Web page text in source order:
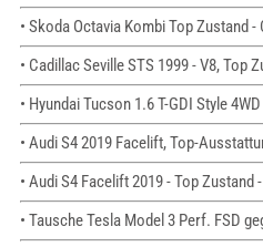
• Skoda Octavia Kombi Top Zustand -
• Cadillac Seville STS 1999 - V8, Top
• Hyundai Tucson 1.6 T-GDI Style
• Audi S4 2019 Facelift, Top-
• Audi S4 Facelift 2019 - Top Zustand
• Tausche Tesla Model 3 Perf. FSD